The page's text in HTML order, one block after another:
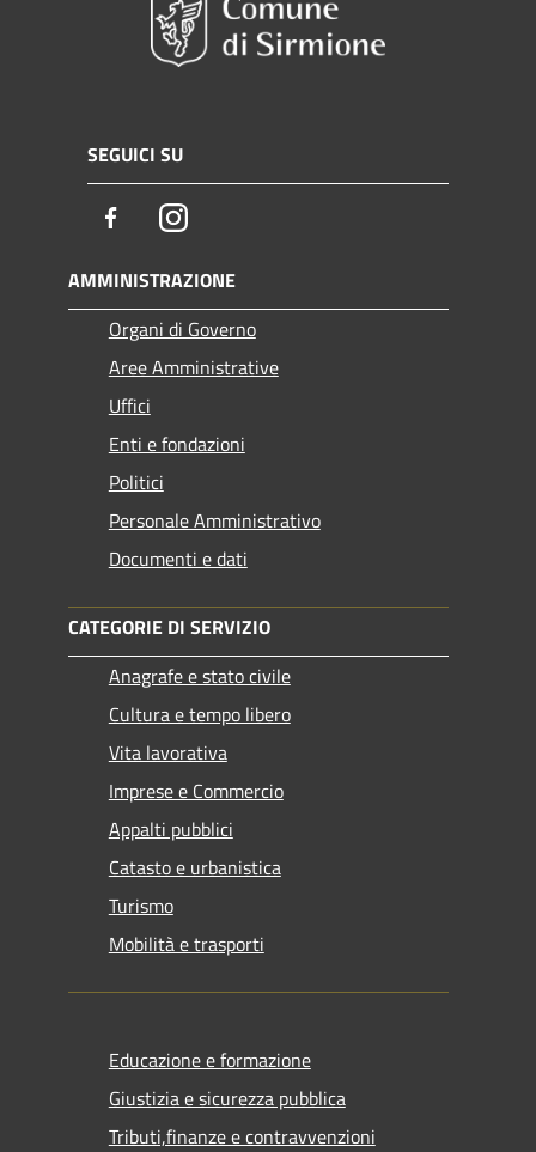
SEGUICI SU
FacebookInstagram
AMMINISTRAZIONE
Organi di Governo
Aree Amministrative
Uffici
Enti e fondazioni
Politici
Personale Amministrativo
Documenti e dati
CATEGORIE DI SERVIZIO
Anagrafe e stato civile
Cultura e tempo libero
Vita lavorativa
Imprese e Commercio
Appalti pubblici
Catasto e urbanistica
Turismo
Mobilità e trasporti
Educazione e formazione
Giustizia e sicurezza pubblica
Tributi,finanze e contravvenzioni